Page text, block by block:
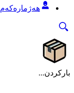
هەژمارەکەم
بارکردن...